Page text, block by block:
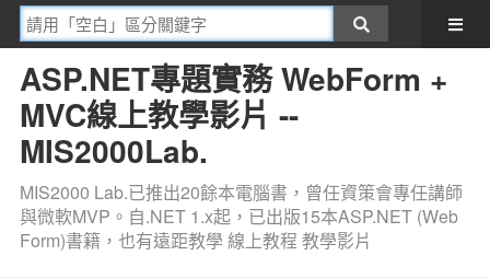
ASP.NET專題實務 WebForm +
MVC線上教學影片 --
MIS2000Lab.
MIS2000 Lab.已推出20餘本電腦書，曾任資策會專任講師
與微軟MVP。自.NET 1.x起，已出版15本ASP.NET (Web
Form)書籍，也有遠距教學 線上教程 教學影片